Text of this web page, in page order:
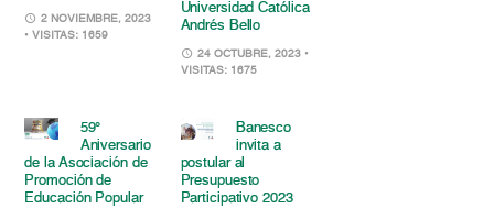
2 NOVIEMBRE, 2023
• VISITAS: 1659
Universidad Católica
Andrés Bello
24 OCTUBRE, 2023 •
VISITAS: 1675
59°
Aniversario
de la Asociación de
Promoción de
Educación Popular
Banesco
invita a
postular al
Presupuesto
Participativo 2023